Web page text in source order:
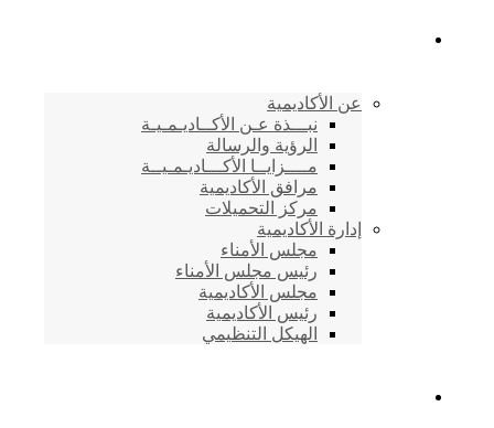
عن الأكاديمية
نبـــذة عـن الأكــاديـمـيـة
الرؤية والرسالة
مــــزايــا الأكـــاديـمـيــة
مرافق الأكاديمية
مركز التحميلات
إدارة الأكاديمية
مجلس الأمناء
رئيس مجلس الأمناء
مجلس الأكاديمية
رئيس الأكاديمية
الهيكل التنظيمي